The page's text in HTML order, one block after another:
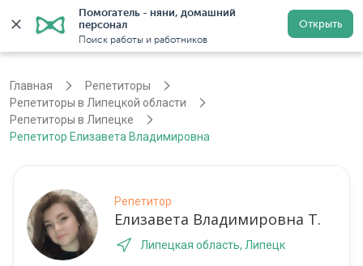
Помогатель - няни, домашний
персонал
Поиск работы и работников
Открыть
Регистрация
Главная
Репетиторы
Репетиторы в Липецкой области
Репетиторы в Липецке
Репетитор Елизавета Владимировна
Репетитор
Елизавета Владимировна Т.
Липецкая область, Липецк